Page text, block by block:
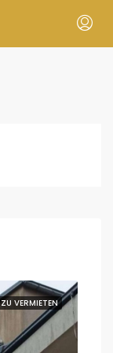
ZU VERMIETEN